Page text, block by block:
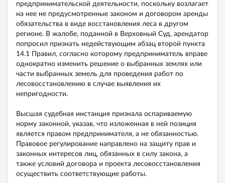
предпринимательской деятельности, поскольку возлагает
на нее не предусмотренные законом и договором аренды
обязательства в виде восстановления леса в другом
регионе. В жалобе, поданной в Верховный Суд, арендатор
попросил признать недействующим абзац второй пункта
14.1 Правил, согласно которому предприниматель вправе
однократно изменить решение о выбранных землях или
части выбранных земель для проведения работ по
лесовосстановлению в случае выявления их
непригодности.
Высшая судебная инстанция признала оспариваемую
норму законной, указав, что изложенная в ней позиция
является правом предпринимателя, а не обязанностью.
Правовое регулирование направлено на защиту прав и
законных интересов лиц, обязанных в силу закона, а
также условий договора и проекта лесовосстановления
осуществить соответствующие работы.